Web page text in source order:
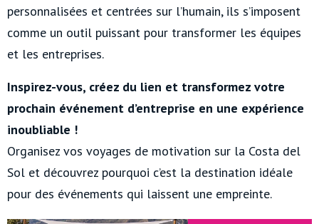
personnalisées et centrées sur l’humain, ils s’imposent
comme un outil puissant pour transformer les équipes
et les entreprises.
Inspirez-vous, créez du lien et transformez votre
prochain événement d’entreprise en une expérience
inoubliable !
Organisez vos voyages de motivation sur la Costa del
Sol et découvrez pourquoi c’est la destination idéale
pour des événements qui laissent une empreinte.